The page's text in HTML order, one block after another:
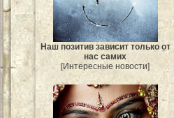
Наш позитив зависит только от
нас самих
[Интересные новости]